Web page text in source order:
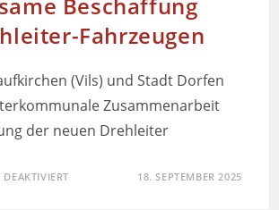
Fahrzeugen
(Vils) und Stadt Dorfen
Zusammenarbeit
der neuen Drehleiter
18. SEPTEMBER 2025